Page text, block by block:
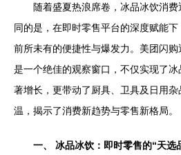
随着盛夏热浪席卷，冰品冰饮消
同的是，在即时零售平台的深度赋能下
前所未有的便捷性与爆发力。美团闪
是一个绝佳的观察窗口，不仅实现了
著增长，更带动了厨具、卫具及日用
温，揭示了消费新趋势与零售新格局。
一、 冰品冰饮：即时零售的“天选